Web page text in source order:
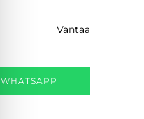
vantaa
WHATSAPP